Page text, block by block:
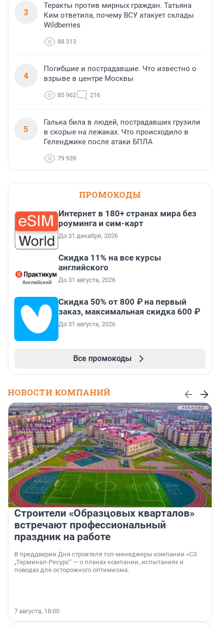
3
Теракты против мирных граждан. Татьяна
Ким ответила, почему ВСУ атакует склады
Wildberries
88 313
4
Погибшие и пострадавшие. Что известно о
взрыве в центре Москвы
85 962 216
5
Галька била в людей, пострадавших грузили
в скорые на лежаках. Что происходило в
Геленджике после атаки БПЛА
79 939
ПРОМОКОДЫ
Интернет в 180+ странах мира без
роуминга и сим-карт
До 31 декабря, 2026
Скидка 11% на все курсы
английского
До 31 августа, 2026
Скидка 50% от 800 ₽ на первый
заказ, максимальная скидка 600 ₽
До 31 августа, 2026
Все промокоды
НОВОСТИ КОМПАНИЙ
Строители «Образцовых кварталов»
встречают профессиональный
праздник на работе
В преддверии Дня строителя топ-менеджеры компании «СЗ
„Терминал-Ресурс“ — о планах компании, испытаниях и
поводах для осторожного оптимизма.
7 августа, 18:00